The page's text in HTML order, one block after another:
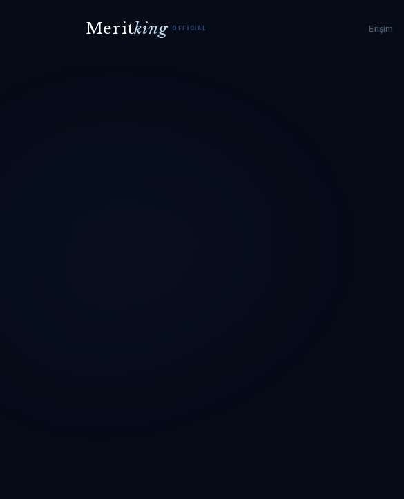
Meritking OFFICIAL Erişim